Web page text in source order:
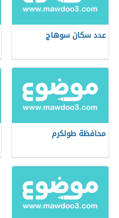
عدد سكان سوهاج
محافظة طولكرم